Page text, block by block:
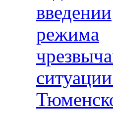
введении
режима